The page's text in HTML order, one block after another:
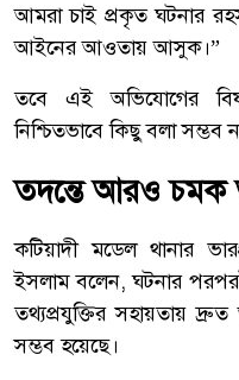
আমরা চাই প্রকৃত ঘটনার
আইনের আওতায় আসুক।”
তবে এই অভিযোগের
নিশ্চিতভাবে কিছু বলা সম্ভব
তদন্তে আরও চমক
কটিয়াদী মডেল থানার
ইসলাম বলেন, ঘটনার
তথ্যপ্রযুক্তির সহায়তায়
সম্ভব হয়েছে।